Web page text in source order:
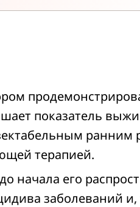
показатель
ранним
терапией.
начала его
заболеваний